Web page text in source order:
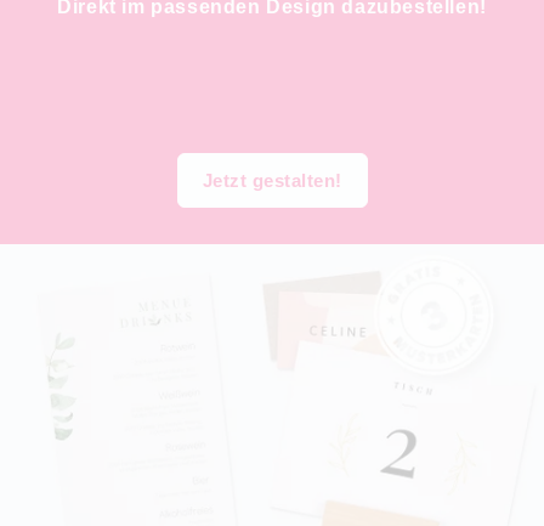
Direkt im passenden Design dazubestellen!
Jetzt gestalten!